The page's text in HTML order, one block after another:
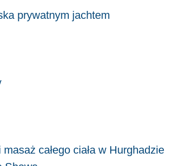
prywatnym jachtem
całego ciała w Hurghadzie